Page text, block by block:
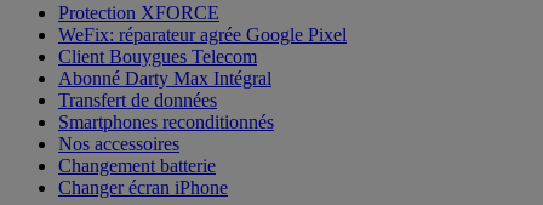
Protection XFORCE
WeFix: réparateur agrée Google Pixel
Client Bouygues Telecom
Abonné Darty Max Intégral
Transfert de données
Smartphones reconditionnés
Nos accessoires
Changement batterie
Changer écran iPhone